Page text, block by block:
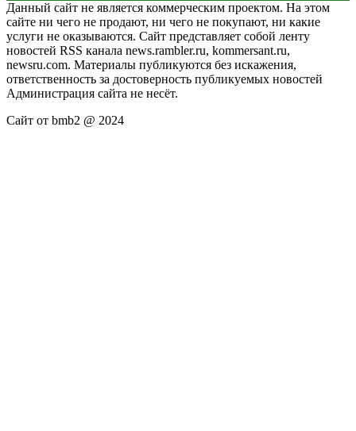
Данный сайт не является коммерческим проектом. На этом
сайте ни чего не продают, ни чего не покупают, ни какие
услуги не оказываются. Сайт представляет собой ленту
новостей RSS канала news.rambler.ru, kommersant.ru,
newsru.com. Материалы публикуются без искажения,
ответственность за достоверность публикуемых новостей
Администрация сайта не несёт.
Сайт от bmb2 @ 2024